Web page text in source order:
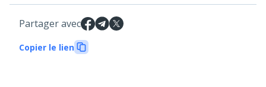
Partager avec
Copier le lien